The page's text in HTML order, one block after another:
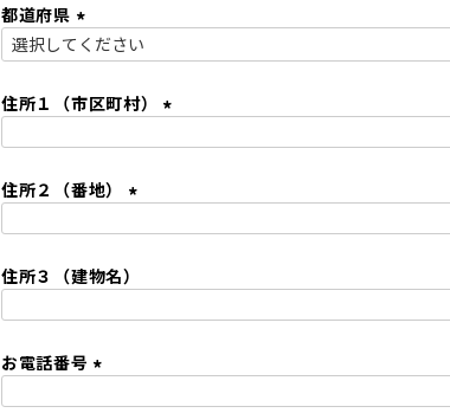
須
)
都道府県
(
須
住所１（市区町村）
住所２（番地）
須
住所３（建物名）
お電話番号